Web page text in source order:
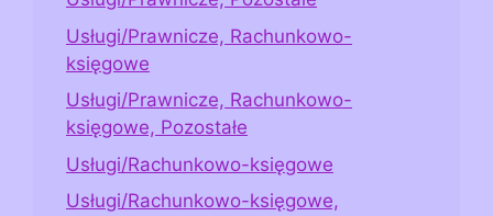
Usługi/Prawnicze, Rachunkowo-
księgowe
Usługi/Prawnicze, Rachunkowo-
księgowe, Pozostałe
Usługi/Rachunkowo-księgowe
Usługi/Rachunkowo-księgowe,